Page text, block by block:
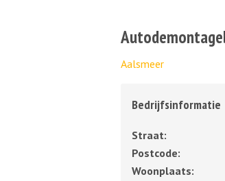
Aalsmeer
Bedrijfsinformatie
Straat:
Postcode:
Woonplaats: